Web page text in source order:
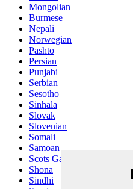
Mongolian
Burmese
Nepali
Norwegian
Pashto
Persian
Punjabi
Serbian
Sesotho
Sinhala
Slovak
Slovenian
Somali
Samoan
Scots Gaelic
Shona
Sindhi